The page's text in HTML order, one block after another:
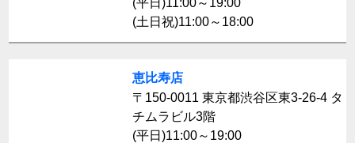
(平日)11:00～19:00
(土日祝)11:00～18:00
恵比寿店
〒150-0011 東京都渋谷区東3-26-4 タ
チムラビル3階
(平日)11:00～19:00